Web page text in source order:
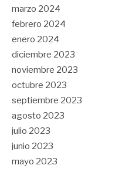
marzo 2024
febrero 2024
enero 2024
diciembre 2023
noviembre 2023
octubre 2023
septiembre 2023
agosto 2023
julio 2023
junio 2023
mayo 2023